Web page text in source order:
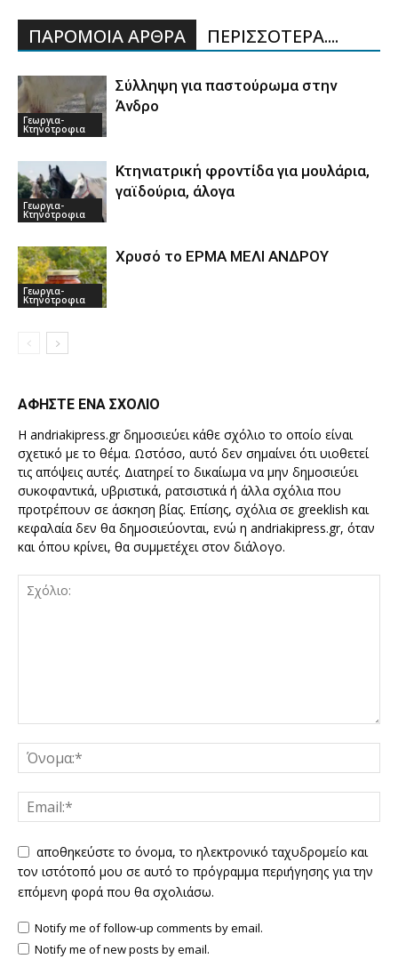
ΠΑΡΟΜΟΙΑ ΑΡΘΡΑ ΠΕΡΙΣΣΟΤΕΡΑ....
Γεωργια-
Κτηνοτροφια
Σύλληψη για παστούρωμα στην
Άνδρο
Γεωργια-
Κτηνοτροφια
Κτηνιατρική φροντίδα για μουλάρια,
γαϊδούρια, άλογα
Γεωργια-
Κτηνοτροφια
Χρυσό το ΕΡΜΑ ΜΕΛΙ ΑΝΔΡΟΥ
ΑΦΗΣΤΕ ΕΝΑ ΣΧΟΛΙΟ
Η andriakipress.gr δημοσιεύει κάθε σχόλιο το οποίο είναι
σχετικό με το θέμα. Ωστόσο, αυτό δεν σημαίνει ότι υιοθετεί
τις απόψεις αυτές. Διατηρεί το δικαίωμα να μην δημοσιεύει
συκοφαντικά, υβριστικά, ρατσιστικά ή άλλα σχόλια που
προτρέπουν σε άσκηση βίας. Επίσης, σχόλια σε greeklish και
κεφαλαία δεν θα δημοσιεύονται, ενώ η andriakipress.gr, όταν
και όπου κρίνει, θα συμμετέχει στον διάλογο.
αποθηκεύστε το όνομα, το ηλεκτρονικό ταχυδρομείο και
τον ιστότοπό μου σε αυτό το πρόγραμμα περιήγησης για την
επόμενη φορά που θα σχολιάσω.
Notify me of follow-up comments by email.
Notify me of new posts by email.